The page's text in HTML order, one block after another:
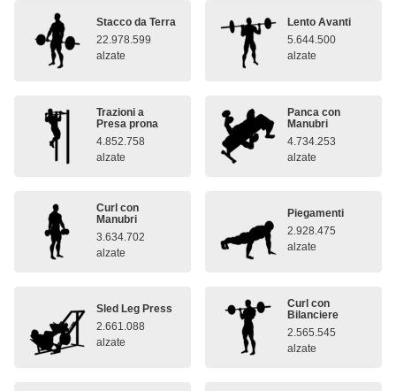
Stacco da Terra
22.978.599
alzate
Lento Avanti
5.644.500
alzate
Trazioni a
Presa prona
4.852.758
alzate
Panca con
Manubri
4.734.253
alzate
Curl con
Manubri
3.634.702
alzate
Piegamenti
2.928.475
alzate
Sled Leg Press
2.661.088
alzate
Curl con
Bilanciere
2.565.545
alzate